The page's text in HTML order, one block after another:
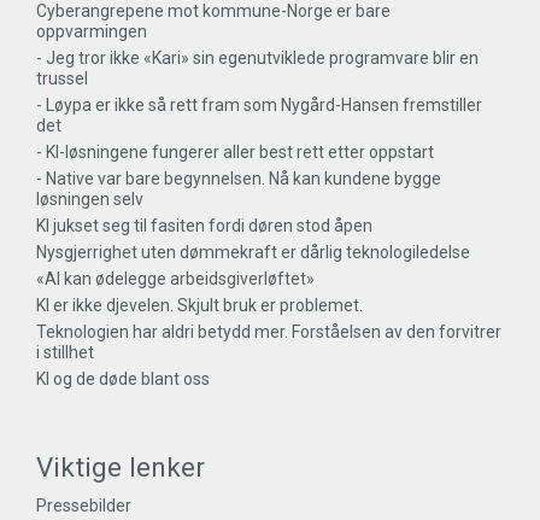
Cyberangrepene mot kommune-Norge er bare
oppvarmingen
- Jeg tror ikke «Kari» sin egenutviklede programvare blir en
trussel
- Løypa er ikke så rett fram som Nygård-Hansen fremstiller
det
- KI-løsningene fungerer aller best rett etter oppstart
- Native var bare begynnelsen. Nå kan kundene bygge
løsningen selv
KI jukset seg til fasiten fordi døren stod åpen
Nysgjerrighet uten dømmekraft er dårlig teknologiledelse
«AI kan ødelegge arbeidsgiverløftet»
KI er ikke djevelen. Skjult bruk er problemet.
Teknologien har aldri betydd mer. Forståelsen av den forvitrer
i stillhet
KI og de døde blant oss
Viktige lenker
Pressebilder